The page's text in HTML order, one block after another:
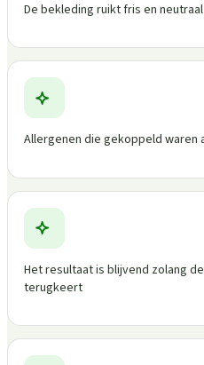
De bekleding ruikt fris en
Allergenen die gekoppeld waren
Het resultaat is blijvend zolang
terugkeert